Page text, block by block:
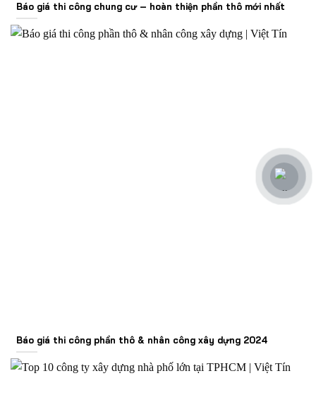
Báo giá thi công chung cư – hoàn thiện phần thô mới nhất
Báo giá thi công phần thô & nhân công xây dựng 2024